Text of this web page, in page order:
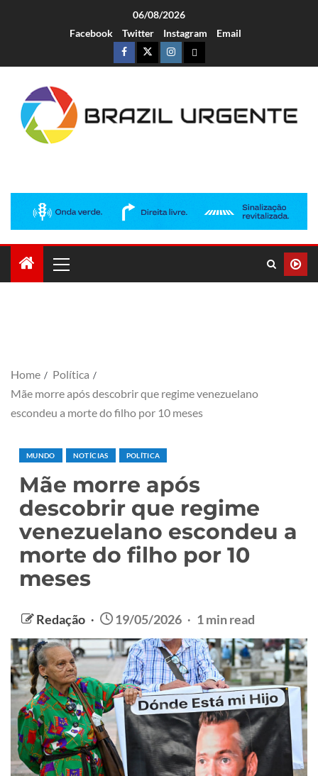
06/08/2026
Facebook
Twitter Instagram Email
Home
Política
Mãe morre após descobrir que regime venezuelano
escondeu a morte do filho por 10 meses
MUNDO NOTÍCIAS POLÍTICA
Mãe morre após
descobrir que regime
venezuelano escondeu a
morte do filho por 10
meses
Redação 19/05/2026 1 min read